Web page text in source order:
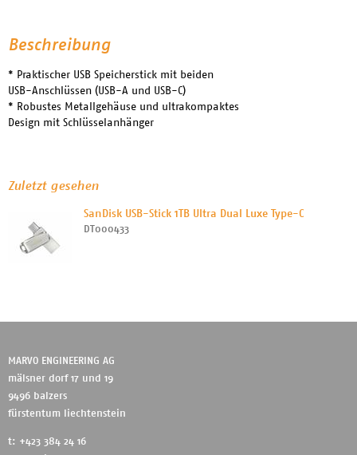
Beschreibung
* Praktischer USB Speicherstick mit beiden
USB-Anschlüssen (USB-A und USB-C)
* Robustes Metallgehäuse und ultrakompaktes
Design mit Schlüsselanhänger
Zuletzt gesehen
SanDisk USB-Stick 1TB Ultra Dual Luxe Type-C
DT000433
MARVO ENGINEERING AG
mälsner dorf 17 und 19
9496 balzers
fürstentum liechtenstein
t: +423 384 24 16